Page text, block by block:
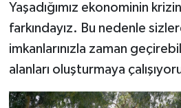
Yaşadığımız ekonominin
farkındayız. Bu nedenle
imkanlarınızla zaman
alanları oluşturmaya